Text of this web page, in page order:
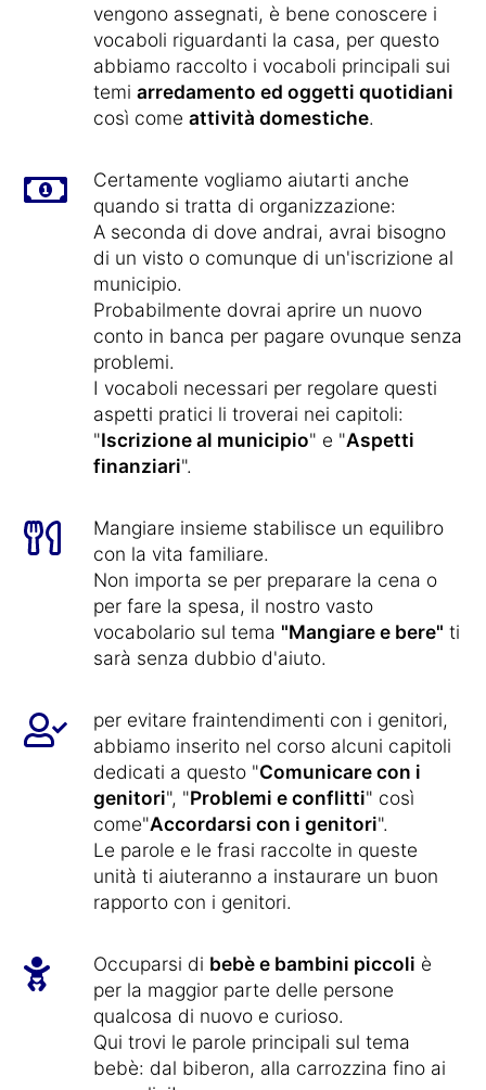
vengono assegnati, è bene conoscere i
vocaboli riguardanti la casa, per questo
abbiamo raccolto i vocaboli principali sui
temi arredamento ed oggetti quotidiani
così come attività domestiche.
Certamente vogliamo aiutarti anche
quando si tratta di organizzazione:
A seconda di dove andrai, avrai bisogno
di un visto o comunque di un'iscrizione al
municipio.
Probabilmente dovrai aprire un nuovo
conto in banca per pagare ovunque senza
problemi.
I vocaboli necessari per regolare questi
aspetti pratici li troverai nei capitoli:
"Iscrizione al municipio" e "Aspetti
finanziari".
Mangiare insieme stabilisce un equilibro
con la vita familiare.
Non importa se per preparare la cena o
per fare la spesa, il nostro vasto
vocabolario sul tema "Mangiare e bere" ti
sarà senza dubbio d'aiuto.
per evitare fraintendimenti con i genitori,
abbiamo inserito nel corso alcuni capitoli
dedicati a questo "Comunicare con i
genitori", "Problemi e conflitti" così
come"Accordarsi con i genitori".
Le parole e le frasi raccolte in queste
unità ti aiuteranno a instaurare un buon
rapporto con i genitori.
Occuparsi di bebè e bambini piccoli è
per la maggior parte delle persone
qualcosa di nuovo e curioso.
Qui trovi le parole principali sul tema
bebè: dal biberon, alla carrozzina fino ai